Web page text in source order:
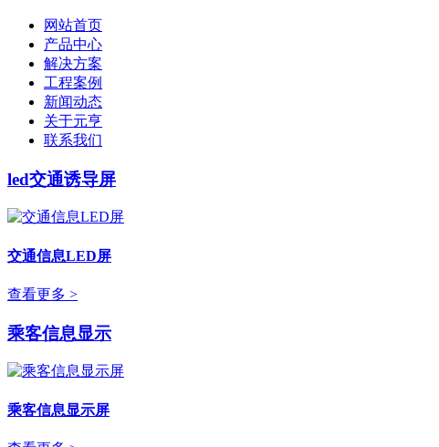
网站首页
产品中心
解决方案
工程案例
新闻动态
关于元亨
联系我们
led交通诱导屏
交通信息LED屏
查看更多 >
乘客信息显示
乘客信息显示屏